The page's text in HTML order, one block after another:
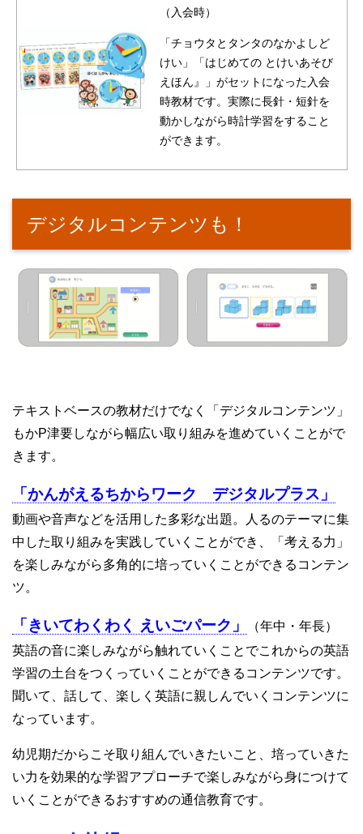
（入会時）
「チョウタとタンタのなかよしど
けい」「はじめての とけいあそび
えほん』」がセットになった入会
時教材です。実際に長針・短針を
動かしながら時計学習をすること
ができます。
デジタルコンテンツも！
テキストベースの教材だけでなく「デジタルコンテンツ」
もかP津要しながら幅広い取り組みを進めていくことがで
きます。
「かんがえるちからワーク デジタルプラス」
動画や音声などを活用した多彩な出題。人るのテーマに集
中した取り組みを実践していくことができ、「考える力」
を楽しみながら多角的に培っていくことができるコンテン
ツ。
「きいてわくわく えいごパーク」
（年中・年長）
英語の音に楽しみながら触れていくことでこれからの英語
学習の土台をつくっていくことができるコンテンツです。
聞いて、話して、楽しく英語に親しんでいくコンテンツに
なっています。
幼児期だからこそ取り組んでいきたいこと、培っていきた
い力を効果的な学習アプローチで楽しみながら身につけて
いくことができるおすすめの通信教育です。